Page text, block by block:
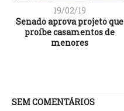
19/02/19
Senado aprova projeto que
proíbe casamentos de
menores
SEM COMENTÁRIOS